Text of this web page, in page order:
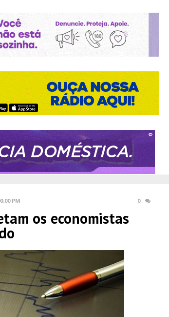
PM 0
os economistas